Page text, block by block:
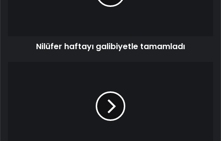
Nilüfer haftayı galibiyetle tamamladı